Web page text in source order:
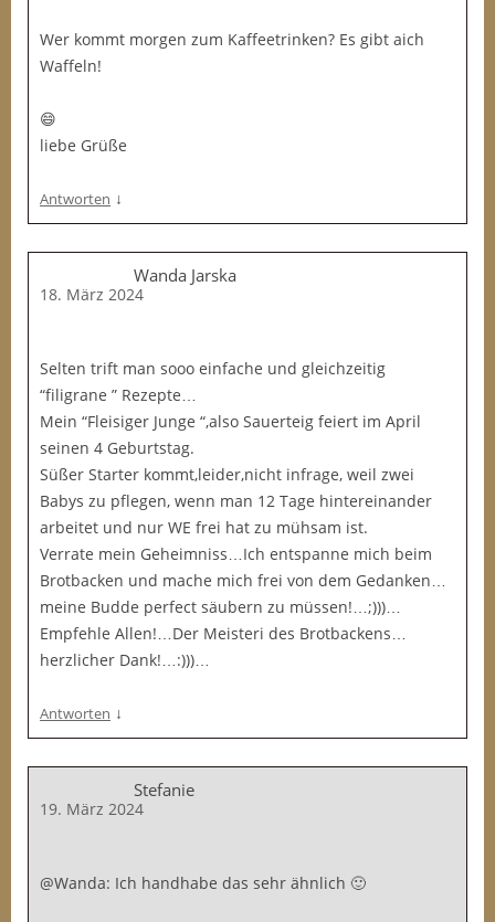
Wer kommt morgen zum Kaffeetrinken? Es gibt aich
Waffeln!
😄
liebe Grüße
Antworten ↓
Wanda Jarska
18. März 2024
Selten trift man sooo einfache und gleichzeitig
“filigrane ” Rezepte…
Mein “Fleisiger Junge “,also Sauerteig feiert im April
seinen 4 Geburtstag.
Süßer Starter kommt,leider,nicht infrage, weil zwei
Babys zu pflegen, wenn man 12 Tage hintereinander
arbeitet und nur WE frei hat zu mühsam ist.
Verrate mein Geheimniss…Ich entspanne mich beim
Brotbacken und mache mich frei von dem Gedanken…
meine Budde perfect säubern zu müssen!…;)))…
Empfehle Allen!…Der Meisteri des Brotbackens…
herzlicher Dank!…:)))…
Antworten ↓
Stefanie
19. März 2024
@Wanda: Ich handhabe das sehr ähnlich 🙂